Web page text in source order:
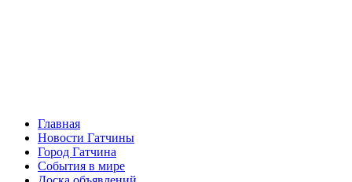
Главная
Новости Гатчины
Город Гатчина
События в мире